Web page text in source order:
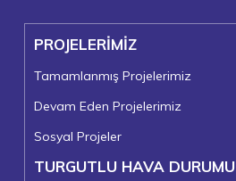
PROJELERİMİZ
Tamamlanmış Projelerimiz
Devam Eden Projelerimiz
Sosyal Projeler
TURGUTLU HAVA DURUMU